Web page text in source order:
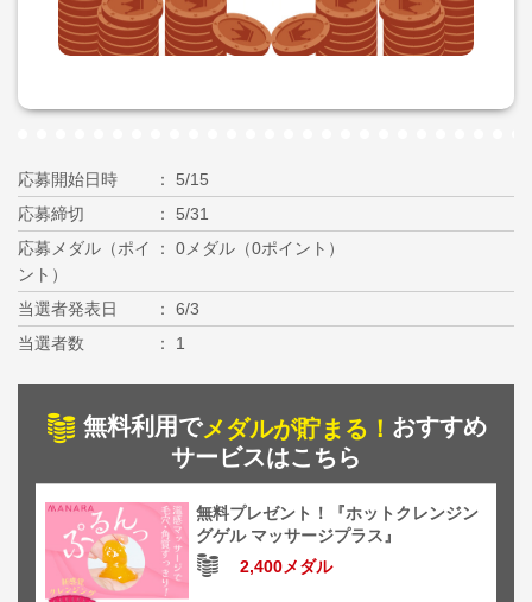
応募開始日時
5/15
応募締切
5/31
応募メダル（ポイ
ント）
0メダル（0ポイント）
当選者発表日
6/3
当選者数
1
無料利用でメダルが貯まる！ おすすめ
サービスはこちら
無料プレゼント！『ホットクレンジン
グゲル マッサージプラス』
2,400メダル